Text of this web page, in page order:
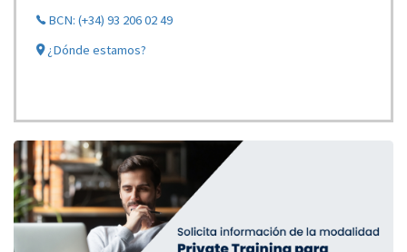
BCN: (+34) 93 206 02 49
¿Dónde estamos?